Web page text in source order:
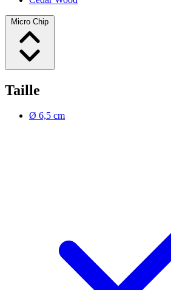
Micro Chip
Taille
Ø 6,5 cm